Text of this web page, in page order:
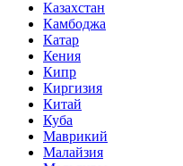
Казахстан
Камбоджа
Катар
Кения
Кипр
Киргизия
Китай
Куба
Маврикий
Малайзия